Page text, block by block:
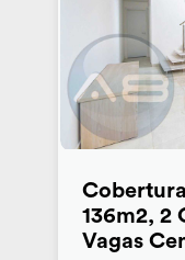
136m2, 2
Vagas